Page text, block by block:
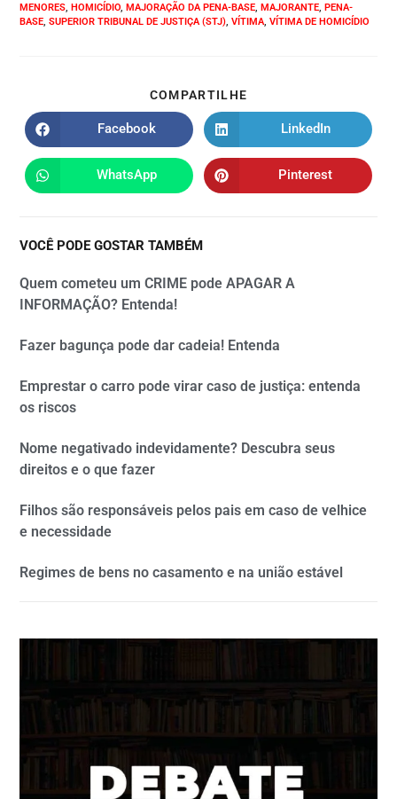
MENORES, HOMICÍDIO, MAJORAÇÃO DA PENA-BASE, MAJORANTE, PENA-
BASE, SUPERIOR TRIBUNAL DE JUSTIÇA (STJ), VÍTIMA, VÍTIMA DE HOMICÍDIO
COMPARTILHE
Facebook LinkedIn
WhatsApp Pinterest
VOCÊ PODE GOSTAR TAMBÉM
Quem cometeu um CRIME pode APAGAR A
INFORMAÇÃO? Entenda!
Fazer bagunça pode dar cadeia! Entenda
Emprestar o carro pode virar caso de justiça: entenda
os riscos
Nome negativado indevidamente? Descubra seus
direitos e o que fazer
Filhos são responsáveis pelos pais em caso de velhice
e necessidade
Regimes de bens no casamento e na união estável